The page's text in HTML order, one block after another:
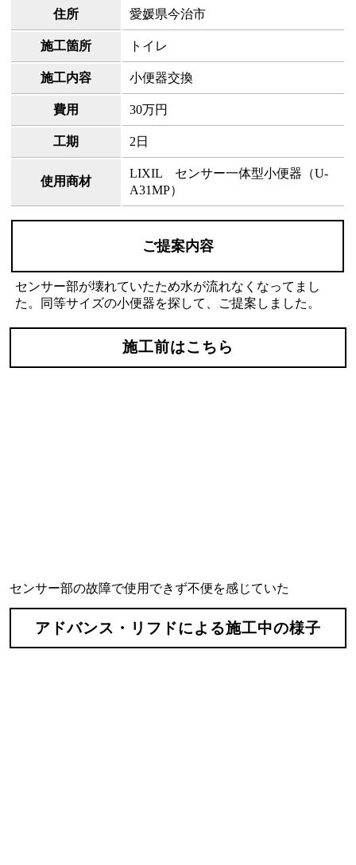
住所 愛媛県今治市
施工箇所 トイレ
施工内容 小便器交換
費用 30万円
工期 2日
使用商材
LIXIL センサー一体型小便器（U-
A31MP）
ご提案内容
センサー部が壊れていたため水が流れなくなってまし
た。同等サイズの小便器を探して、ご提案しました。
施工前はこちら
センサー部の故障で使用できず不便を感じていた
アドバンス・リフドによる施工中の様子